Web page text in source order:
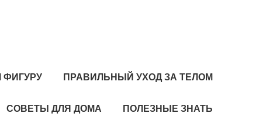
ФИГУРУ ПРАВИЛЬНЫЙ УХОД ЗА ТЕЛОМ
СОВЕТЫ ДЛЯ ДОМА ПОЛЕЗНЫЕ ЗНАТЬ